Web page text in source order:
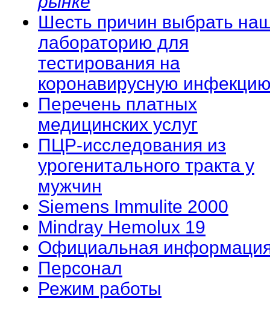
Шесть причин выбрать
лабораторию для
тестирования на
коронавирусную
Перечень платных
медицинских услуг
ПЦР-исследования из
урогенитального тракта у
мужчин
Siemens Immulite 2000
Mindray Hemolux 19
Официальная
Персонал
Режим работы